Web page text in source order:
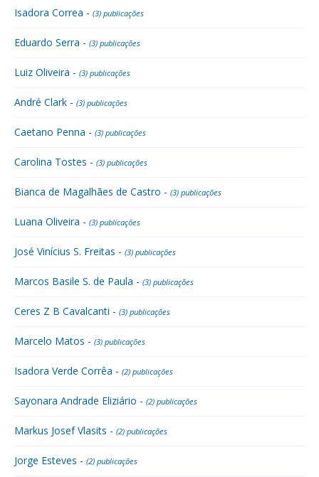
Isadora Correa - (3) publicações
Eduardo Serra - (3) publicações
Luiz Oliveira - (3) publicações
André Clark - (3) publicações
Caetano Penna - (3) publicações
Carolina Tostes - (3) publicações
Bianca de Magalhães de Castro - (3) publicações
Luana Oliveira - (3) publicações
José Vinícius S. Freitas - (3) publicações
Marcos Basile S. de Paula - (3) publicações
Ceres Z B Cavalcanti - (3) publicações
Marcelo Matos - (3) publicações
Isadora Verde Corrêa - (2) publicações
Sayonara Andrade Eliziário - (2) publicações
Markus Josef Vlasits - (2) publicações
Jorge Esteves - (2) publicações